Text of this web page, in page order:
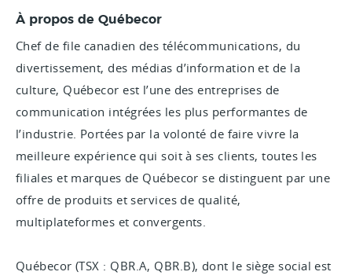
À propos de Québecor
Chef de file canadien des télécommunications, du
divertissement, des médias d’information et de la
culture, Québecor est l’une des entreprises de
communication intégrées les plus performantes de
l’industrie. Portées par la volonté de faire vivre la
meilleure expérience qui soit à ses clients, toutes les
filiales et marques de Québecor se distinguent par une
offre de produits et services de qualité,
multiplateformes et convergents.
Québecor (TSX : QBR.A, QBR.B), dont le siège social est